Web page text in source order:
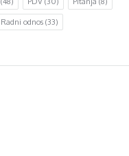
Radni odnos (33)